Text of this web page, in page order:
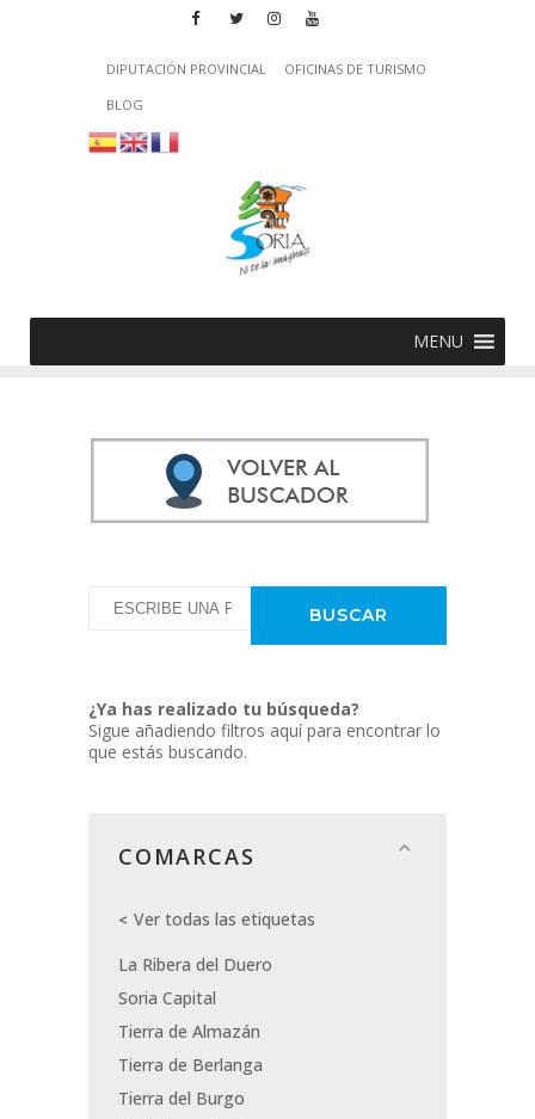
DIPUTACIÓN PROVINCIAL
OFICINAS DE TURISMO
BLOG
MENU
¿Ya has realizado tu búsqueda?
Sigue añadiendo filtros aquí para encontrar lo
que estás buscando.
COMARCAS
Ver todas las etiquetas
La Ribera del Duero
Soria Capital
Tierra de Almazán
Tierra de Berlanga
Tierra del Burgo